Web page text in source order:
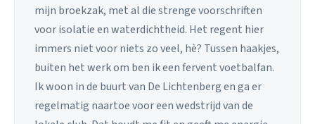
mijn broekzak, met al die strenge voorschriften
voor isolatie en waterdichtheid. Het regent hier
immers niet voor niets zo veel, hè? Tussen haakjes,
buiten het werk om ben ik een fervent voetbalfan.
Ik woon in de buurt van De Lichtenberg en ga er
regelmatig naartoe voor een wedstrijd van de